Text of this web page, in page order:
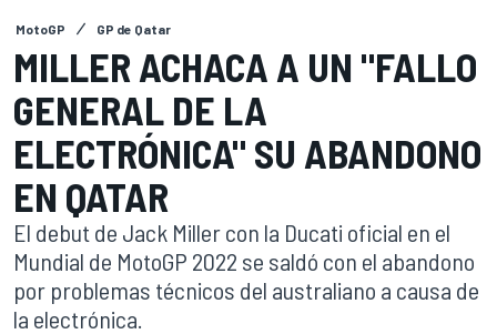
MotoGP GP de Qatar
MILLER ACHACA A UN "FALLO
GENERAL DE LA
ELECTRÓNICA" SU ABANDONO
EN QATAR
El debut de Jack Miller con la Ducati oficial en el
Mundial de MotoGP 2022 se saldó con el abandono
por problemas técnicos del australiano a causa de
la electrónica.